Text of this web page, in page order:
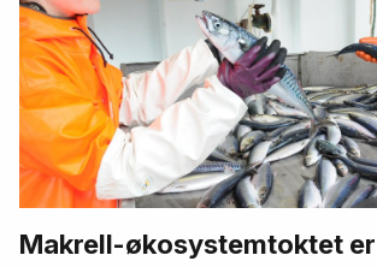
Makrell-økosystemtoktet